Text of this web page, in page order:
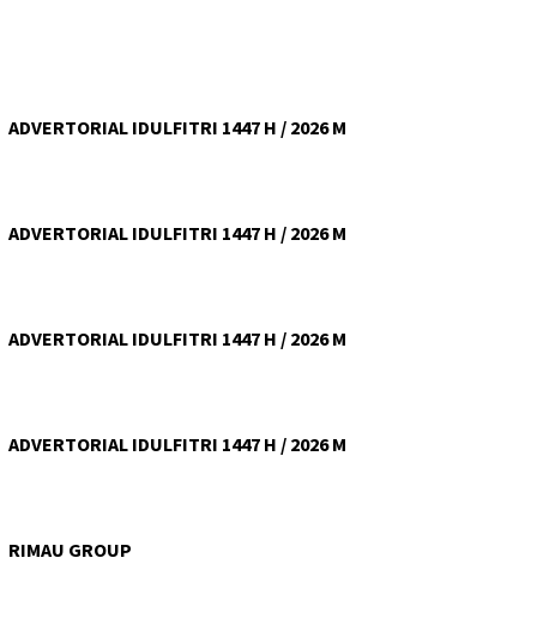
ADVERTORIAL IDULFITRI 1447 H / 2026 M
ADVERTORIAL IDULFITRI 1447 H / 2026 M
ADVERTORIAL IDULFITRI 1447 H / 2026 M
ADVERTORIAL IDULFITRI 1447 H / 2026 M
RIMAU GROUP